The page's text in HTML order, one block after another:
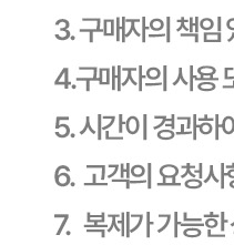
신고번호
상품 고시 정보
식품의 유형
상세페이지참고
생산자
상세페이지참고
소재지